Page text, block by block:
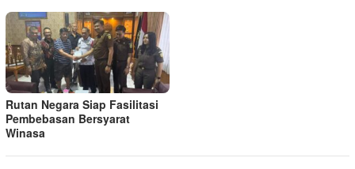
Rutan Negara Siap Fasilitasi
Pembebasan Bersyarat
Winasa